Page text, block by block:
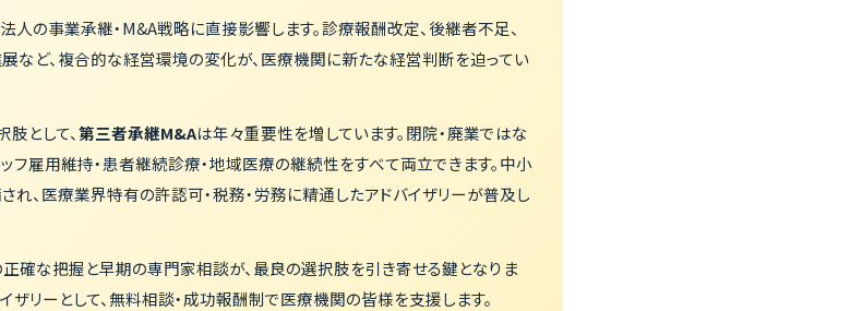
人の事業承継・M&A戦略に直接影響します。診療報酬改定、後継者不足、
など、複合的な経営環境の変化が、医療機関に新たな経営判断を迫ってい
として、第三者承継M&Aは年々重要性を増しています。閉院・廃業ではな
フ雇用維持・患者継続診療・地域医療の継続性をすべて両立できます。中小
、医療業界特有の許認可・税務・労務に精通したアドバイザリーが普及し
確な把握と早期の専門家相談が、最良の選択肢を引き寄せる鍵となりま
リーとして、無料相談・成功報酬制で医療機関の皆様を支援します。